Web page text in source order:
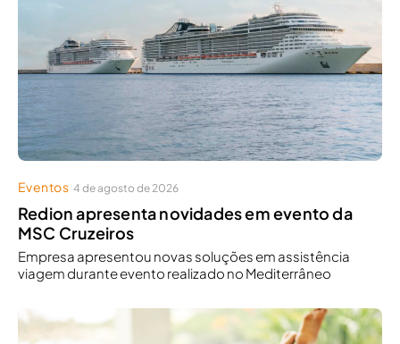
Eventos 4 de agosto de 2026
Redion apresenta novidades em evento da
MSC Cruzeiros
Empresa apresentou novas soluções em assistência
viagem durante evento realizado no Mediterrâneo